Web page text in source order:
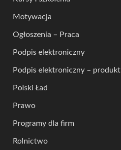
Motywacja
Ogłoszenia – Praca
Podpis elektroniczny
Podpis elektroniczny – produkt
Polski Ład
Prawo
Programy dla firm
Rolnictwo